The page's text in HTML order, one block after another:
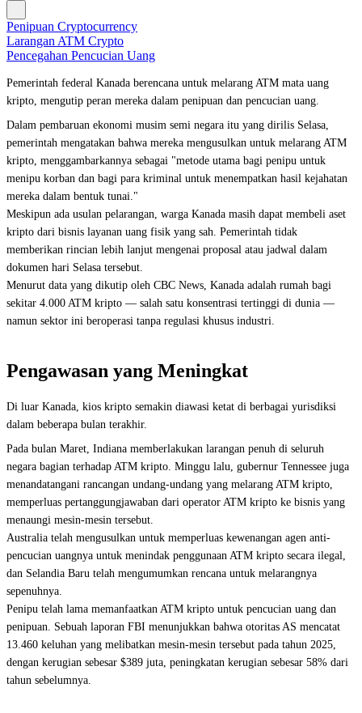
Penipuan Cryptocurrency
Larangan ATM Crypto
Pencegahan Pencucian Uang
Pemerintah federal Kanada berencana untuk melarang ATM mata uang
kripto, mengutip peran mereka dalam penipuan dan pencucian uang.
Dalam pembaruan ekonomi musim semi negara itu yang dirilis Selasa,
pemerintah mengatakan bahwa mereka mengusulkan untuk melarang ATM
kripto, menggambarkannya sebagai "metode utama bagi penipu untuk
menipu korban dan bagi para kriminal untuk menempatkan hasil kejahatan
mereka dalam bentuk tunai."
Meskipun ada usulan pelarangan, warga Kanada masih dapat membeli aset
kripto dari bisnis layanan uang fisik yang sah. Pemerintah tidak
memberikan rincian lebih lanjut mengenai proposal atau jadwal dalam
dokumen hari Selasa tersebut.
Menurut data yang dikutip oleh CBC News, Kanada adalah rumah bagi
sekitar 4.000 ATM kripto — salah satu konsentrasi tertinggi di dunia —
namun sektor ini beroperasi tanpa regulasi khusus industri.
Pengawasan yang Meningkat
Di luar Kanada, kios kripto semakin diawasi ketat di berbagai yurisdiksi
dalam beberapa bulan terakhir.
Pada bulan Maret, Indiana memberlakukan larangan penuh di seluruh
negara bagian terhadap ATM kripto. Minggu lalu, gubernur Tennessee juga
menandatangani rancangan undang-undang yang melarang ATM kripto,
memperluas pertanggungjawaban dari operator ATM kripto ke bisnis yang
menaungi mesin-mesin tersebut.
Australia telah mengusulkan untuk memperluas kewenangan agen anti-
pencucian uangnya untuk menindak penggunaan ATM kripto secara ilegal,
dan Selandia Baru telah mengumumkan rencana untuk melarangnya
sepenuhnya.
Penipu telah lama memanfaatkan ATM kripto untuk pencucian uang dan
penipuan. Sebuah laporan FBI menunjukkan bahwa otoritas AS mencatat
13.460 keluhan yang melibatkan mesin-mesin tersebut pada tahun 2025,
dengan kerugian sebesar $389 juta, peningkatan kerugian sebesar 58% dari
tahun sebelumnya.